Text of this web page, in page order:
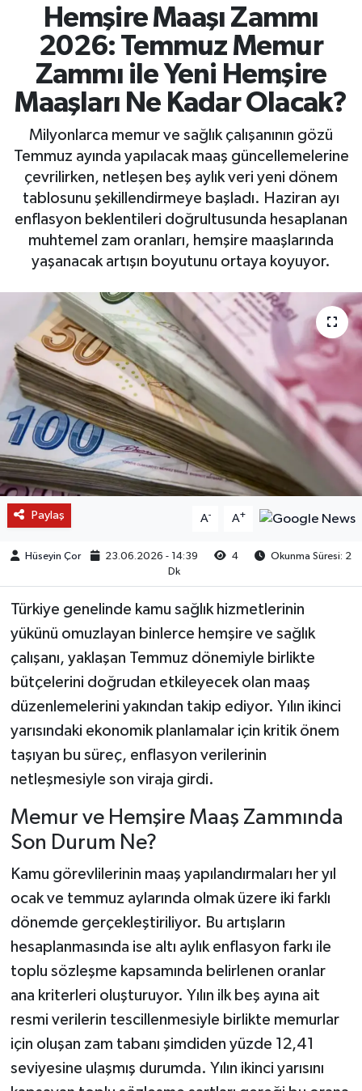
Hemşire Maaşı Zammı
2026: Temmuz Memur
Zammı ile Yeni Hemşire
Maaşları Ne Kadar Olacak?
Milyonlarca memur ve sağlık çalışanının gözü
Temmuz ayında yapılacak maaş güncellemelerine
çevrilirken, netleşen beş aylık veri yeni dönem
tablosunu şekillendirmeye başladı. Haziran ayı
enflasyon beklentileri doğrultusunda hesaplanan
muhtemel zam oranları, hemşire maaşlarında
yaşanacak artışın boyutunu ortaya koyuyor.
Paylaş A- A+
Hüseyin Çor 23.06.2026 - 14:39 4
Okunma Süresi: 2
Dk
Türkiye genelinde kamu sağlık hizmetlerinin
yükünü omuzlayan binlerce hemşire ve sağlık
çalışanı, yaklaşan Temmuz dönemiyle birlikte
bütçelerini doğrudan etkileyecek olan maaş
düzenlemelerini yakından takip ediyor. Yılın ikinci
yarısındaki ekonomik planlamalar için kritik önem
taşıyan bu süreç, enflasyon verilerinin
netleşmesiyle son viraja girdi.
Memur ve Hemşire Maaş Zammında
Son Durum Ne?
Kamu görevlilerinin maaş yapılandırmaları her yıl
ocak ve temmuz aylarında olmak üzere iki farklı
dönemde gerçekleştiriliyor. Bu artışların
hesaplanmasında ise altı aylık enflasyon farkı ile
toplu sözleşme kapsamında belirlenen oranlar
ana kriterleri oluşturuyor. Yılın ilk beş ayına ait
resmi verilerin tescillenmesiyle birlikte memurlar
için oluşan zam tabanı şimdiden yüzde 12,41
seviyesine ulaşmış durumda. Yılın ikinci yarısını